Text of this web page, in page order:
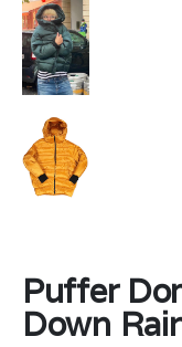
Puffer
Down